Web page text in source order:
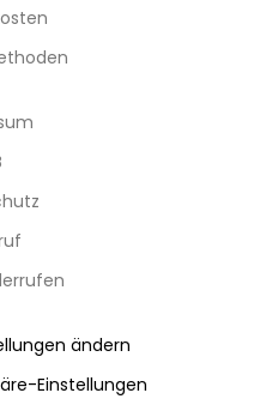
ändern
Einstellungen